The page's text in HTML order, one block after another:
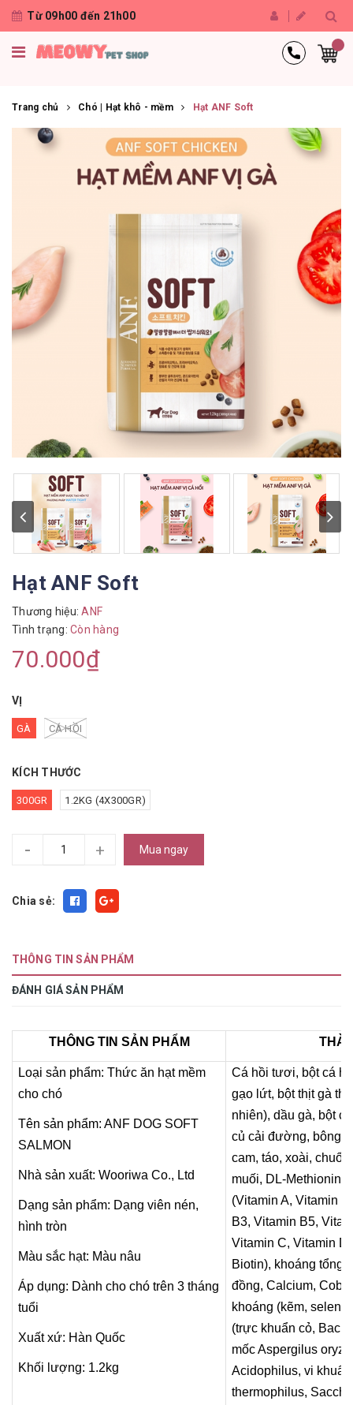
Từ 09h00 đến 21h00
Trang chủ Chó | Hạt khô - mềm Hạt ANF Soft
Hạt ANF Soft
Thương hiệu: ANF
Tình trạng: Còn hàng
70.000₫
VỊ
GÀ CÁ HỒI
KÍCH THƯỚC
300GR 1.2KG (4X300GR)
- + Mua ngay
Chia sẻ:
THÔNG TIN SẢN PHẨM
ĐÁNH GIÁ SẢN PHẨM
THÔNG TIN SẢN PHẨM
Loại sản phẩm: Thức ăn hạt mềm
cho chó
Tên sản phẩm: ANF DOG SOFT
SALMON
Nhà sản xuất: Wooriwa Co., Ltd
Dạng sản phẩm: Dạng viên nén,
hình tròn
Màu sắc hạt: Màu nâu
Áp dụng: Dành cho chó trên 3 tháng
tuổi
Xuất xứ: Hàn Quốc
Khối lượng: 1.2kg
Cá hồi tươi, bột cá
gạo lứt, bột thịt gà
nhiên), dầu gà, bột
củ cải đường, bông
cam, táo, xoài,
muối, DL-
(Vitamin A, Vitamin
B3, Vitamin B5,
Vitamin C, Vitamin
Biotin), khoáng tổng
đồng, Calcium,
khoáng (kẽm,
(trực khuẩn cỏ,
mốc Aspergilus
Acidophilus, vi
thermophilus,